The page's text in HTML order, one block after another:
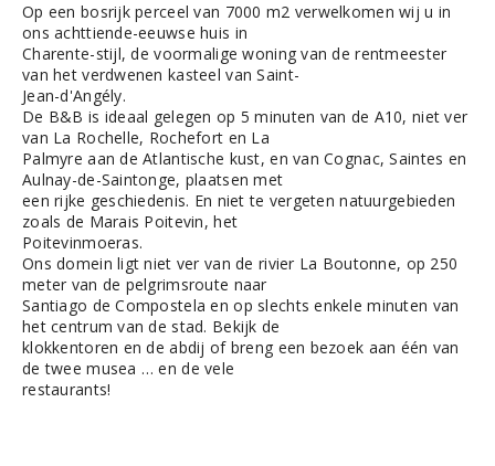
Op een bosrijk perceel van 7000 m2 verwelkomen wij u in
ons achttiende-eeuwse huis in
Charente-stijl, de voormalige woning van de rentmeester
van het verdwenen kasteel van Saint-
Jean-d'Angély.
De B&B is ideaal gelegen op 5 minuten van de A10, niet ver
van La Rochelle, Rochefort en La
Palmyre aan de Atlantische kust, en van Cognac, Saintes en
Aulnay-de-Saintonge, plaatsen met
een rijke geschiedenis. En niet te vergeten natuurgebieden
zoals de Marais Poitevin, het
Poitevinmoeras.
Ons domein ligt niet ver van de rivier La Boutonne, op 250
meter van de pelgrimsroute naar
Santiago de Compostela en op slechts enkele minuten van
het centrum van de stad. Bekijk de
klokkentoren en de abdij of breng een bezoek aan één van
de twee musea … en de vele
restaurants!